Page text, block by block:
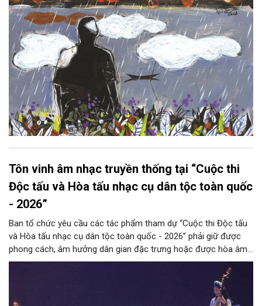
Tôn vinh âm nhạc truyền thống tại “Cuộc thi
Độc tấu và Hòa tấu nhạc cụ dân tộc toàn quốc
- 2026”
Ban tổ chức yêu cầu các tác phẩm tham dự “Cuộc thi Độc tấu
và Hòa tấu nhạc cụ dân tộc toàn quốc - 2026” phải giữ được
phong cách, âm hưởng dân gian đặc trưng hoặc được hòa âm,
phối khí mới trên nền tảng làn điệu âm nhạc truyền thống Việt
Nam, đồng thời phải được trình diễn trực tiếp bằng nhạc cụ dân